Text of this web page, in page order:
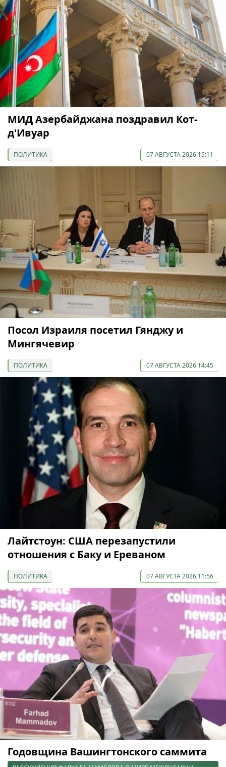
МИД Азербайджана поздравил Кот-
д'Ивуар
ПОЛИТИКА 07 АВГУСТА 2026 15:11
Посол Израиля посетил Гянджу и
Мингячевир
ПОЛИТИКА 07 АВГУСТА 2026 14:45
Лайтстоун: США перезапустили
отношения с Баку и Ереваном
ПОЛИТИКА 07 АВГУСТА 2026 11:56
Годовщина Вашингтонского саммита